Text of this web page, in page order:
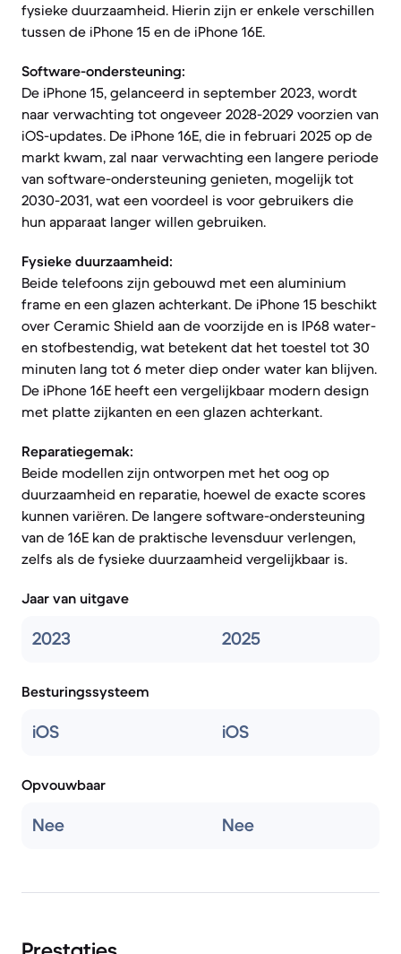
fysieke duurzaamheid. Hierin zijn er enkele verschillen
tussen de iPhone 15 en de iPhone 16E.
Software-ondersteuning:
De iPhone 15, gelanceerd in september 2023, wordt
naar verwachting tot ongeveer 2028-2029 voorzien van
iOS-updates. De iPhone 16E, die in februari 2025 op de
markt kwam, zal naar verwachting een langere periode
van software-ondersteuning genieten, mogelijk tot
2030-2031, wat een voordeel is voor gebruikers die
hun apparaat langer willen gebruiken.
Fysieke duurzaamheid:
Beide telefoons zijn gebouwd met een aluminium
frame en een glazen achterkant. De iPhone 15 beschikt
over Ceramic Shield aan de voorzijde en is IP68 water-
en stofbestendig, wat betekent dat het toestel tot 30
minuten lang tot 6 meter diep onder water kan blijven.
De iPhone 16E heeft een vergelijkbaar modern design
met platte zijkanten en een glazen achterkant.
Reparatiegemak:
Beide modellen zijn ontworpen met het oog op
duurzaamheid en reparatie, hoewel de exacte scores
kunnen variëren. De langere software-ondersteuning
van de 16E kan de praktische levensduur verlengen,
zelfs als de fysieke duurzaamheid vergelijkbaar is.
Jaar van uitgave
2023 2025
Besturingssysteem
iOS iOS
Opvouwbaar
Nee Nee